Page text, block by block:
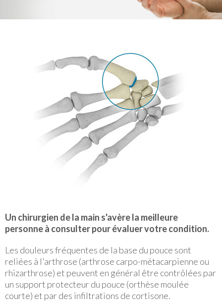
Un chirurgien de la main s'avère la meilleure
personne à consulter pour évaluer votre condition.
Les douleurs fréquentes de la base du pouce sont
reliées à l'arthrose (arthrose carpo-métacarpienne ou
rhizarthrose) et peuvent en général être contrôlées par
un support protecteur du pouce (orthèse moulée
courte) et par des infiltrations de cortisone.